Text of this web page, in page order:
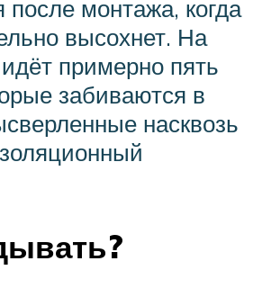
после монтажа, когда
высохнет. На
примерно пять
забиваются в
насквозь